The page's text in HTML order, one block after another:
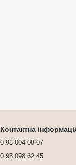
Контактна
0 98 004 08 07
0 95 098 62 45